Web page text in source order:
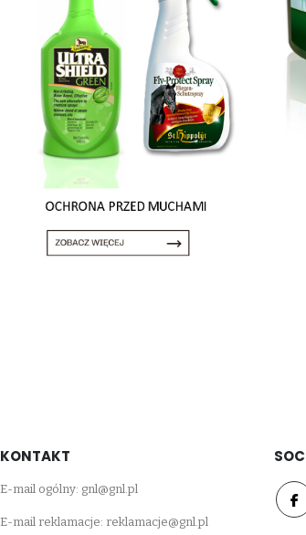
KONTAKT
E-mail ogólny: gnl@gnl.pl
E-mail reklamacje: reklamacje@gnl.pl